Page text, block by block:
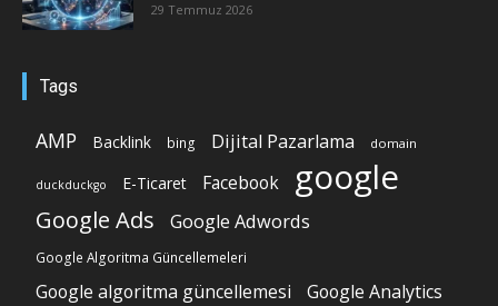
29 Temmuz 2026
Tags
AMP Backlink bing Dijital Pazarlama domain
duckduckgo E-Ticaret Facebook google
Google Ads Google Adwords
Google Algoritma Güncellemeleri
Google algoritma güncellemesi Google Analytics